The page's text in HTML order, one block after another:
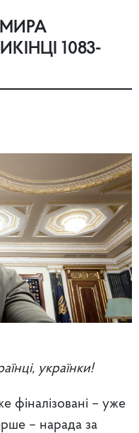
1083-
українки!
фіналізовані – уже
– нарада за